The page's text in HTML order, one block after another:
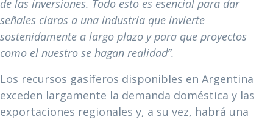
de las inversiones. Todo esto es esencial para dar
señales claras a una industria que invierte
sostenidamente a largo plazo y para que proyectos
como el nuestro se hagan realidad”.
Los recursos gasíferos disponibles en Argentina
exceden largamente la demanda doméstica y las
exportaciones regionales y, a su vez, habrá una